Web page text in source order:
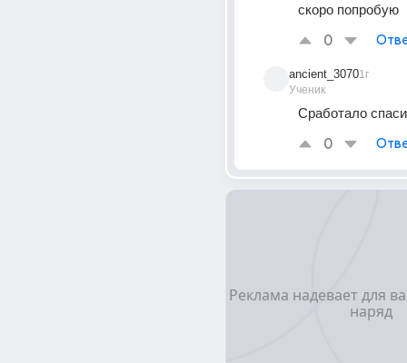
скоро попробую
0
ancient_3070
Ученик
1г
Сработало
0